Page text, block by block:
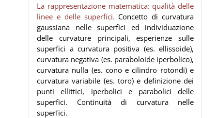
La rappresentazione matematica: qualità delle
linee e delle superfici. Concetto di curvatura
gaussiana nelle superfici ed individuazione
delle curvature principali, esperienze sulle
superfici a curvatura positiva (es. ellissoide),
curvatura negativa (es. paraboloide iperbolico),
curvatura nulla (es. cono e cilindro rotondi) e
curvatura variabile (es. toro) e definizione dei
punti ellittici, iperbolici e parabolici delle
superfici. Continuità di curvatura nelle
superfici.